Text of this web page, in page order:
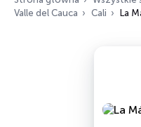
Valle del Cauca
Cali La